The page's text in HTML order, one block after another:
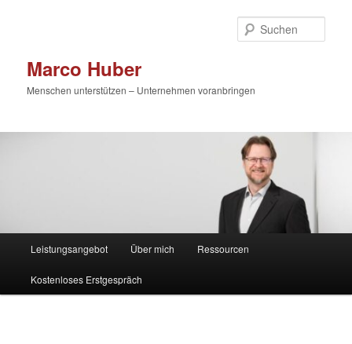
Marco Huber
Menschen unterstützen – Unternehmen voranbringen
Leistungsangebot Über mich Ressourcen
Kostenloses Erstgespräch